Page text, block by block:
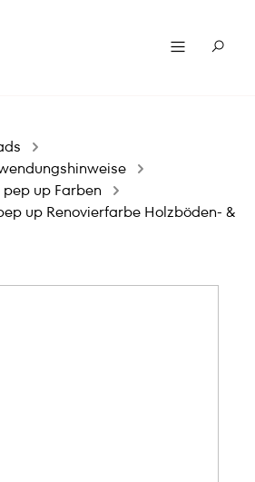
up Farben
up Renovierfarbe Holzböden- &